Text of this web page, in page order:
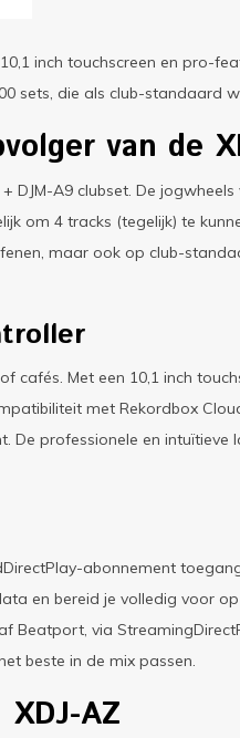
inch touchscreen en pro-
sets, die als club-standaard
van de
DJM-A9 clubset. De
om 4 tracks (tegelijk) te
maar ook op club-
Met een 10,1 inch
met Rekordbox
De professionele en
abonnement
en bereid je volledig voor
via
beste in de mix passen.
AZ